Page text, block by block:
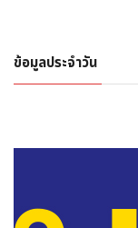
ข้อมูลประจำวัน